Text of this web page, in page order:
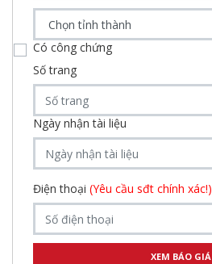
Có công chứng
Số trang
Ngày nhận tài liệu
Điện thoại (Yêu cầu sđt chính xác!)